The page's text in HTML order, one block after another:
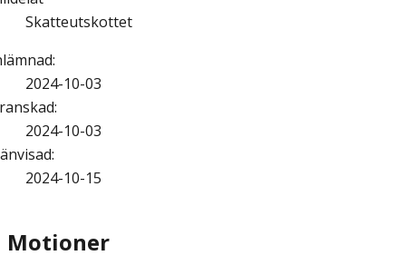
Skatteutskottet
:
2024-10-03
:
2024-10-03
:
2024-10-15
Motioner